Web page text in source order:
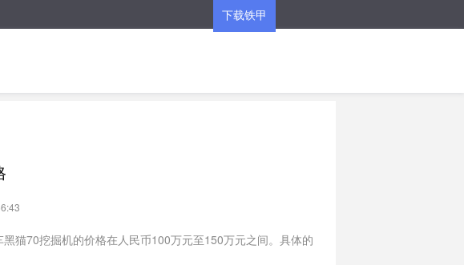
下载铁甲
猫70挖掘机的价格在人民币100万元至150万元之间。具体的